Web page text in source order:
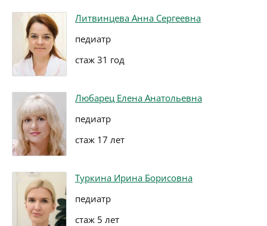
Литвинцева Анна Сергеевна
педиатр
стаж 31 год
Любарец Елена Анатольевна
педиатр
стаж 17 лет
Туркина Ирина Борисовна
педиатр
стаж 5 лет